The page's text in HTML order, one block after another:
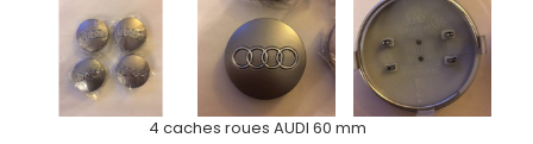
4 caches roues AUDI 60 mm